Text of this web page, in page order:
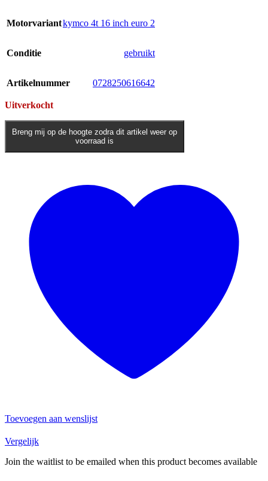
Motorvariantkymco 4t 16 inch euro 2
Conditie gebruikt
Artikelnummer 0728250616642
Uitverkocht
Breng mij op de hoogte zodra dit artikel weer op
voorraad is
Toevoegen aan wenslijst
Vergelijk
Join the waitlist to be emailed when this product becomes available